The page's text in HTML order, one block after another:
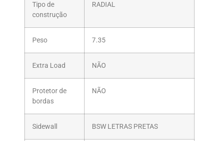
Tipo de
construção
RADIAL
Peso 7.35
Extra Load NÃO
Protetor de
bordas
NÃO
Sidewall BSW LETRAS PRETAS